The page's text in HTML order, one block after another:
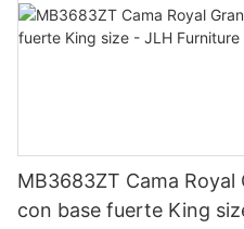
MB3683ZT Cama
con base fuerte King